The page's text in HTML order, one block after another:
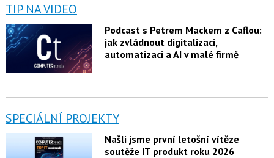
TIP NA VIDEO
Podcast s Petrem Mackem z Caflou:
jak zvládnout digitalizaci,
automatizaci a AI v malé firmě
SPECIÁLNÍ PROJEKTY
Našli jsme první letošní vítěze
soutěže IT produkt roku 2026